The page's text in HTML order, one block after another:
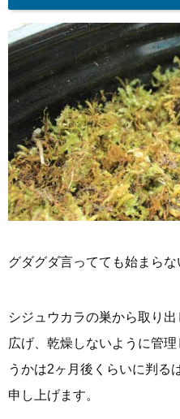
グダグダ言ってても始まらな
シジュウカラの巣から取り
広げ、乾燥しないように管
うかは2ヶ月後くらいに判る
申し上げます。